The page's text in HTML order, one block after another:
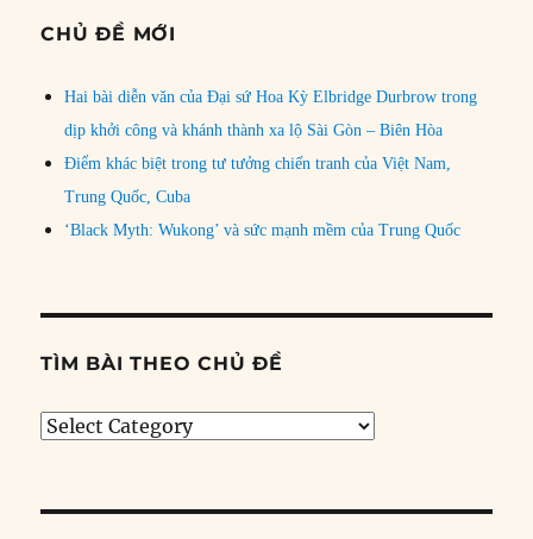
CHỦ ĐỀ MỚI
Hai bài diễn văn của Đại sứ Hoa Kỳ Elbridge Durbrow trong
dịp khởi công và khánh thành xa lộ Sài Gòn – Biên Hòa
Điểm khác biệt trong tư tưởng chiến tranh của Việt Nam,
Trung Quốc, Cuba
‘Black Myth: Wukong’ và sức mạnh mềm của Trung Quốc
TÌM BÀI THEO CHỦ ĐỀ
Tìm